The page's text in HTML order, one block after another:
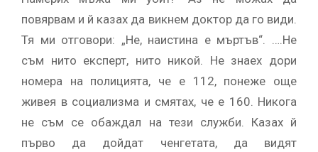
повярвам и й казах да викнем доктор да го види.
Тя ми отговори: „Не, наистина е мъртъв“. ….Не
съм нито експерт, нито никой. Не знаех дори
номера на полицията, че е 112, понеже още
живея в социализма и смятах, че е 160. Никога
не съм се обаждал на тези служби. Казах й
първо да дойдат ченгетата, да видят